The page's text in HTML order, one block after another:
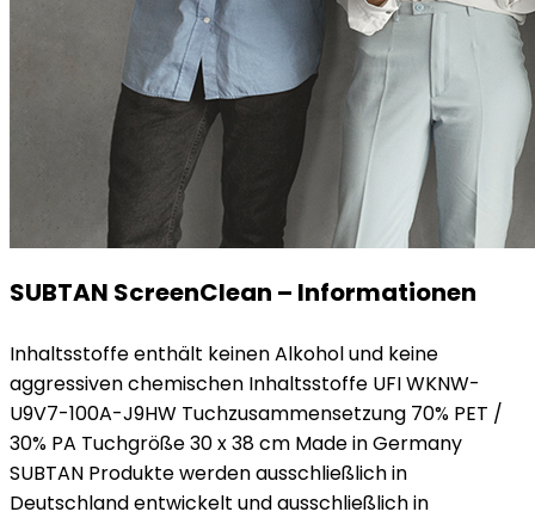
SUBTAN ScreenClean – Informationen
Inhaltsstoffe enthält keinen Alkohol und keine
aggressiven chemischen Inhaltsstoffe UFI WKNW-
U9V7-100A-J9HW Tuchzusammensetzung 70% PET /
30% PA Tuchgröße 30 x 38 cm Made in Germany
SUBTAN Produkte werden ausschließlich in
Deutschland entwickelt und ausschließlich in